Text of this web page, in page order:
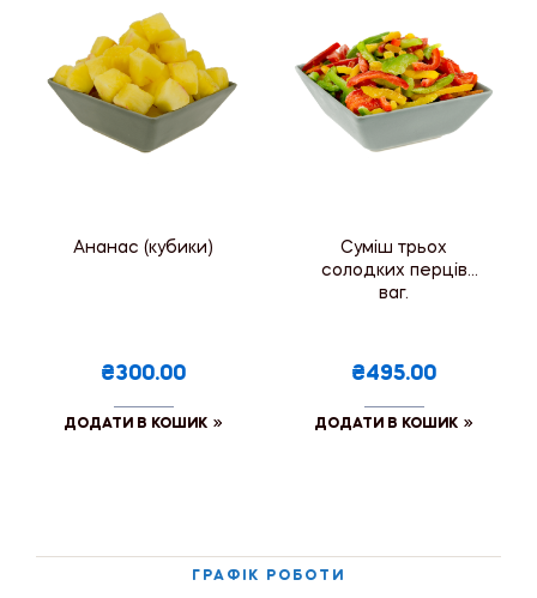
Ананас (кубики)
₴300.00
ДОДАТИ В КОШИК
Суміш трьох
солодких перців
ваг.
₴495.00
ДОДАТИ В КОШИК
ГРАФІК РОБОТИ